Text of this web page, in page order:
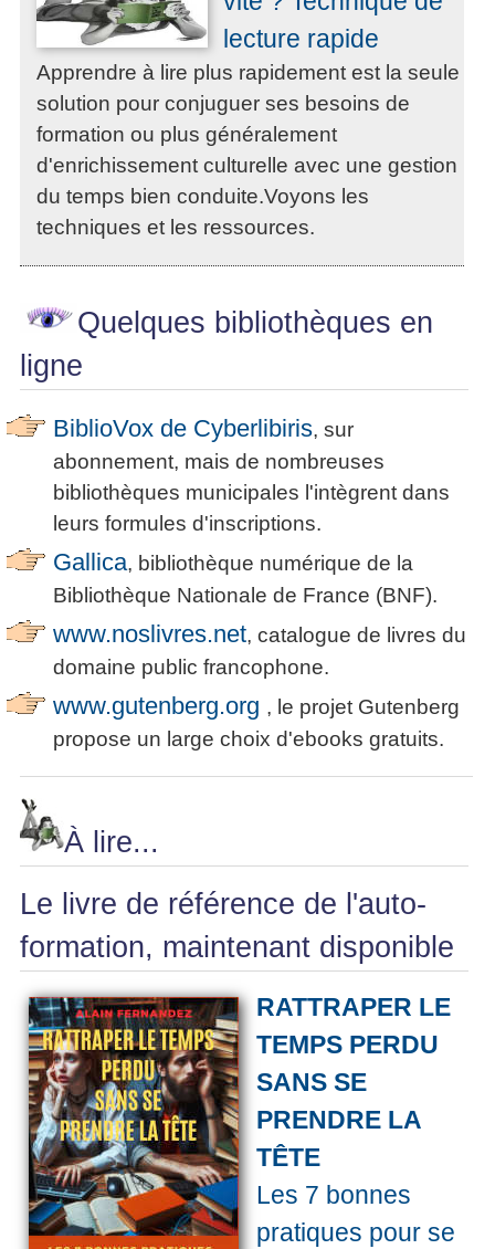
lecture rapide
Apprendre à lire plus rapidement est la seule
solution pour conjuguer ses besoins de
formation ou plus généralement
d'enrichissement culturelle avec une gestion
du temps bien conduite.Voyons les
techniques et les ressources.
Quelques bibliothèques en
ligne
BiblioVox de Cyberlibiris, sur
abonnement, mais de nombreuses
bibliothèques municipales l'intègrent dans
leurs formules d'inscriptions.
Gallica, bibliothèque numérique de la
Bibliothèque Nationale de France (BNF).
www.noslivres.net, catalogue de livres du
domaine public francophone.
www.gutenberg.org , le projet Gutenberg
propose un large choix d'ebooks gratuits.
À lire...
Le livre de référence de l'auto-
formation, maintenant disponible
RATTRAPER LE
TEMPS PERDU
SANS SE
PRENDRE LA
TÊTE
Les 7 bonnes
pratiques pour se